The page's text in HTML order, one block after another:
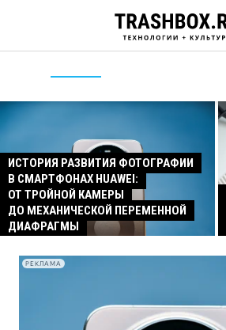
ИСТОРИЯ РАЗВИТИЯ ФОТОГРАФИИ
В СМАРТФОНАХ HUAWEI:
ОТ ТРОЙНОЙ КАМЕРЫ
ДО МЕХАНИЧЕСКОЙ ПЕРЕМЕННОЙ
ДИАФРАГМЫ
РЕКЛАМА